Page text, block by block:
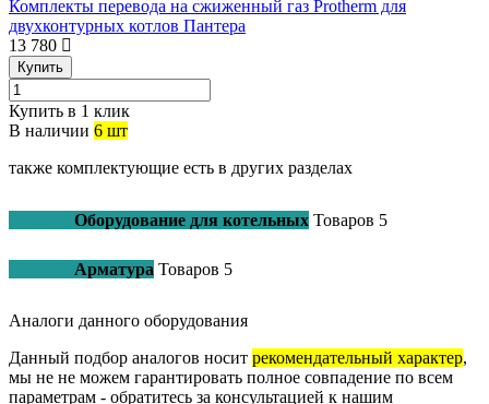
Комплекты перевода на сжиженный газ Protherm для
двухконтурных котлов Пантера
13 780
Купить
Купить в 1 клик
В наличии 6 шт
также комплектующие есть в других разделах
Оборудование для котельных Товаров 5
Арматура Товаров 5
Аналоги данного оборудования
Данный подбор аналогов носит рекомендательный характер,
мы не не можем гарантировать полное совпадение по всем
параметрам - обратитесь за консультацией к нашим